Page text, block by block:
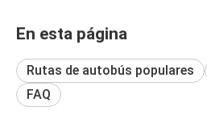
En esta página
Rutas de autobús populares
FAQ